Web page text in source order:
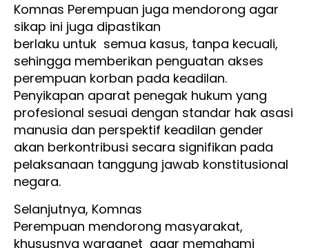
Komnas Perempuan juga mendorong agar
sikap ini juga dipastikan
berlaku untuk semua kasus, tanpa kecuali,
sehingga memberikan penguatan akses
perempuan korban pada keadilan.
Penyikapan aparat penegak hukum yang
profesional sesuai dengan standar hak asasi
manusia dan perspektif keadilan gender
akan berkontribusi secara signifikan pada
pelaksanaan tanggung jawab konstitusional
negara.
Selanjutnya, Komnas
Perempuan mendorong masyarakat,
khususnya warganet agar memahami